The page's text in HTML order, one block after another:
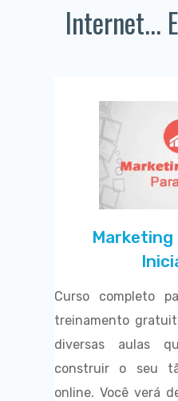
Internet...
Marketing
Curso completo
treinamento
diversas aulas
construir o seu
online. Você verá